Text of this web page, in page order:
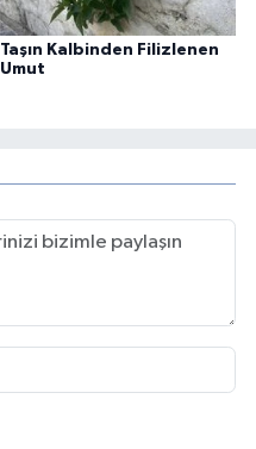
Taşın Kalbinden Filizlenen
Umut